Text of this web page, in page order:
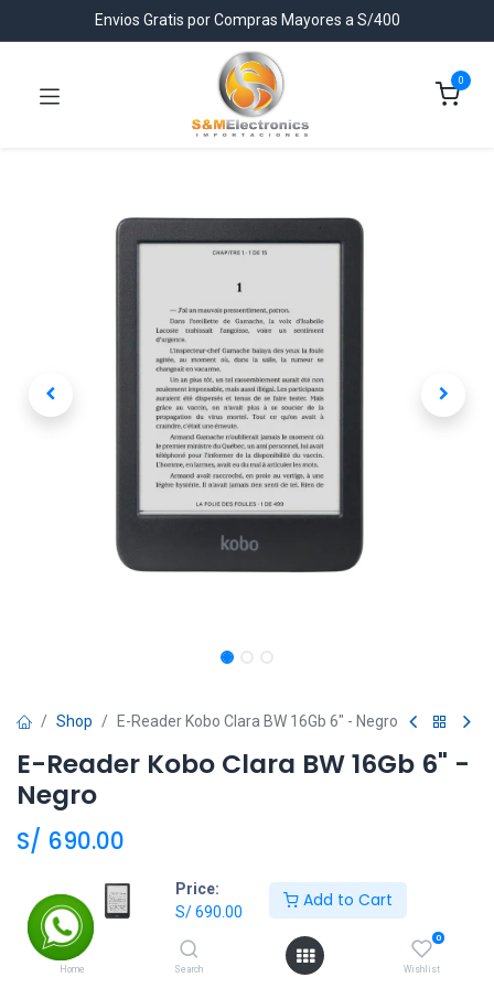
Price:
S/690.00
Add to Cart
Home Search
0
Wishlist
Envios Gratis por Compras Mayores a S/400
0
Shop E-Reader Kobo Clara BW 16Gb 6" - Negro
E-Reader Kobo Clara BW 16Gb 6" -
Negro
S/ 690.00
Add to Cart
Agregar a la lista de deseos